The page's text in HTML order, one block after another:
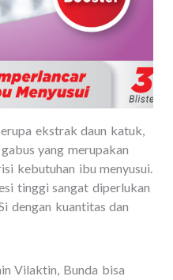
ekstrak daun katuk,
yang merupakan
kebutuhan ibu menyusui.
tinggi sangat diperlukan
dengan kuantitas dan
Vilaktin, Bunda bisa